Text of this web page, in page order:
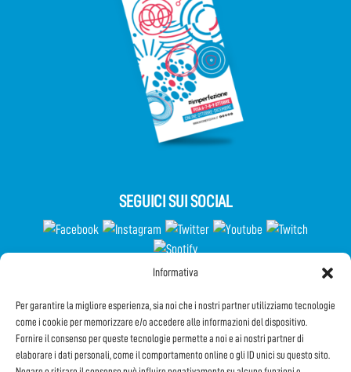
Informativa
Per garantire la migliore esperienza, sia noi che i nostri partner utilizziamo tecnologie
come i cookie per memorizzare e/o accedere alle informazioni del dispositivo.
Fornire il consenso per queste tecnologie permette a noi e ai nostri partner di
elaborare i dati personali, come il comportamento online o gli ID unici su questo sito.
SEGUICI SUI SOCIAL
Iscriviti alla Newsletter